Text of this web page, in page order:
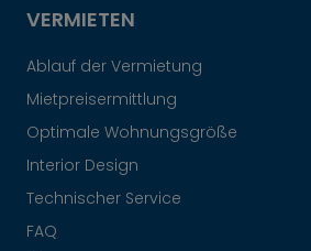
VERMIETEN
Ablauf der Vermietung
Mietpreisermittlung
Optimale Wohnungsgröße
Interior Design
Technischer Service
FAQ